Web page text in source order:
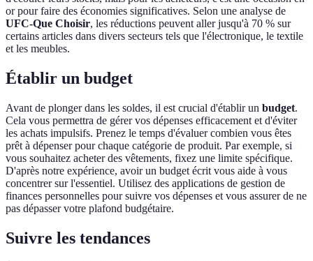
or pour faire des économies significatives. Selon une analyse de
UFC-Que Choisir, les réductions peuvent aller jusqu'à 70 % sur
certains articles dans divers secteurs tels que l'électronique, le textile
et les meubles.
Établir un budget
Avant de plonger dans les soldes, il est crucial d'établir un budget.
Cela vous permettra de gérer vos dépenses efficacement et d'éviter
les achats impulsifs. Prenez le temps d'évaluer combien vous êtes
prêt à dépenser pour chaque catégorie de produit. Par exemple, si
vous souhaitez acheter des vêtements, fixez une limite spécifique.
D'après notre expérience, avoir un budget écrit vous aide à vous
concentrer sur l'essentiel. Utilisez des applications de gestion de
finances personnelles pour suivre vos dépenses et vous assurer de ne
pas dépasser votre plafond budgétaire.
Suivre les tendances